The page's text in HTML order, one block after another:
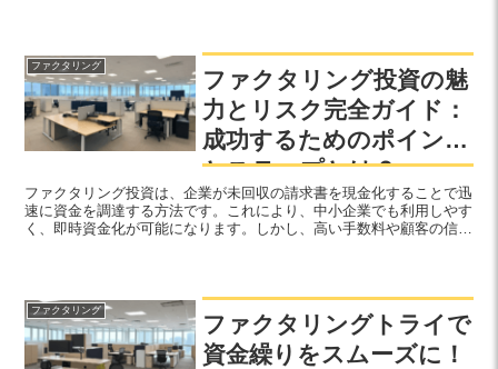
ファクタリング
ファクタリング投資の魅
力とリスク完全ガイド：
成功するためのポイント
とステップとは？
ファクタリング投資は、企業が未回収の請求書を現金化することで迅
速に資金を調達する方法です。これにより、中小企業でも利用しやす
く、即時資金化が可能になります。しかし、高い手数料や顧客の信用
ファクタリング
ファクタリングトライで
資金繰りをスムーズに！